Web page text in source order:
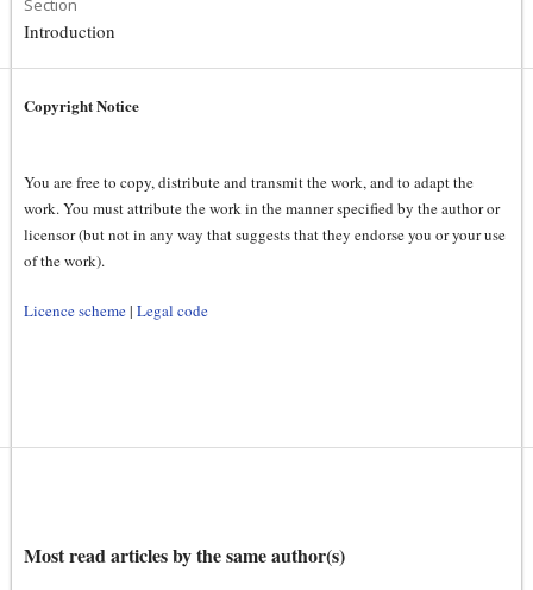
Section
Introduction
Copyright Notice
You are free to copy, distribute and transmit the work, and to adapt the
work. You must attribute the work in the manner specified by the author or
licensor (but not in any way that suggests that they endorse you or your use
of the work).
Licence scheme| Legal code
Most read articles by the same author(s)